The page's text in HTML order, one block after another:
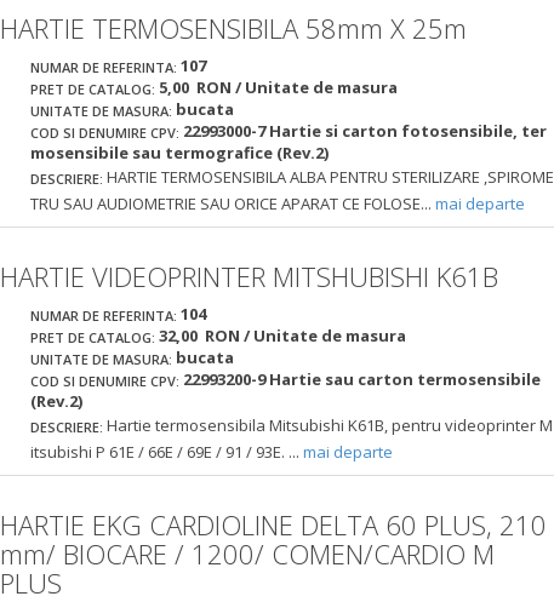
HARTIE TERMOSENSIBILA 58mm X 25m
NUMAR DE REFERINTA: 107
PRET DE CATALOG: 5,00 RON / Unitate de masura
UNITATE DE MASURA: bucata
COD SI DENUMIRE CPV: 22993000-7 Hartie si carton fotosensibile, ter
mosensibile sau termografice (Rev.2)
DESCRIERE: HARTIE TERMOSENSIBILA ALBA PENTRU STERILIZARE ,SPIROME
TRU SAU AUDIOMETRIE SAU ORICE APARAT CE FOLOSE... mai departe
HARTIE VIDEOPRINTER MITSHUBISHI K61B
NUMAR DE REFERINTA: 104
PRET DE CATALOG: 32,00 RON / Unitate de masura
UNITATE DE MASURA: bucata
COD SI DENUMIRE CPV: 22993200-9 Hartie sau carton termosensibile
(Rev.2)
DESCRIERE: Hartie termosensibila Mitsubishi K61B, pentru videoprinter M
itsubishi P 61E / 66E / 69E / 91 / 93E. ... mai departe
HARTIE EKG CARDIOLINE DELTA 60 PLUS, 210
mm/ BIOCARE / 1200/ COMEN/CARDIO M
PLUS